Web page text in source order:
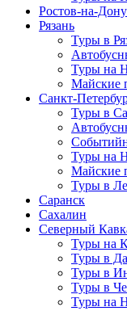
Ростов-на-Дону
Рязань
Туры в
Туры на
Майские
Санкт-
Туры в
Туры на
Майские
Туры в
Саранск
Сахалин
Северный
Туры на
Туры в
Туры в
Туры в
Туры на